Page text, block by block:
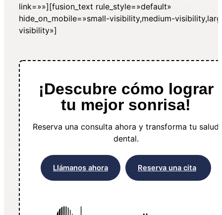
link=»»][fusion_text rule_style=»default»
hide_on_mobile=»small-visibility,medium-
visibility»]
¡Descubre cómo lograr
tu mejor sonrisa!
Reserva una consulta ahora y transforma tu salud
dental.
Llámanos ahora Reserva una cita